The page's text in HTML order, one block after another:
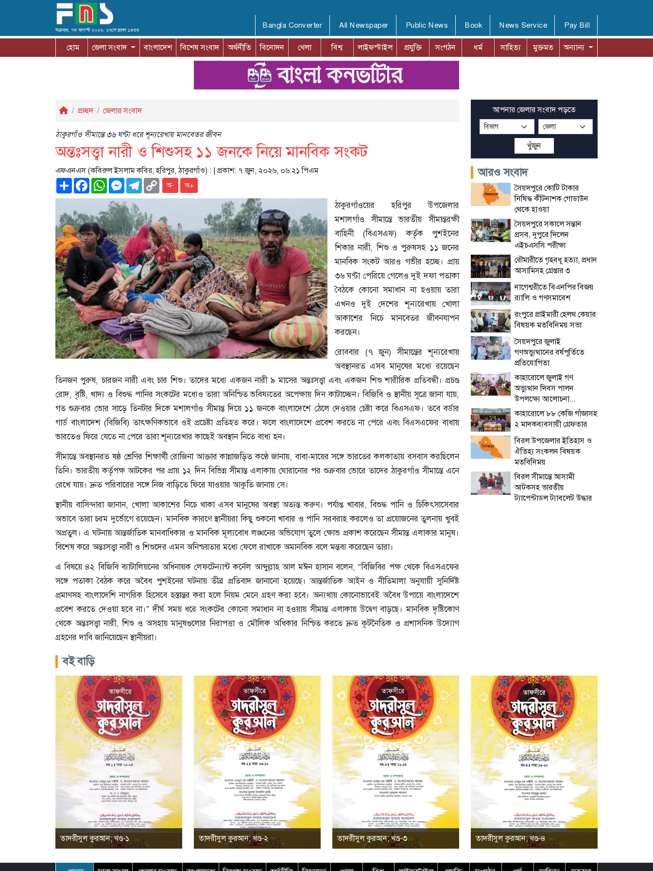
শুক্রবার, ৭ম আগস্ট ২০২৬, ২৩শে শ্রাবণ ১৪৩৩ Bangla Converter All Newspaper Public News Book News Service Pay Bill
হোম জেলা সংবাদ বাংলাদেশ বিশেষ সংবাদ অর্থনীতি বিনোদন খেলা বিশ্ব লাইফস্টাইল প্রযুক্তি সংগঠন ধর্ম সাহিত্য মুক্তমত অন্যান্য
প্রচ্ছদ জেলার সংবাদ
ঠাকুরগাঁও সীমান্তে ৩৬ ঘণ্টা ধরে শূন্যরেখায় মানবেতর জীবন
অন্তঃসত্ত্বা নারী ও শিশুসহ ১১ জনকে নিয়ে মানবিক সংকট
এফএনএস (কবিরুল ইসলাম কবির; হরিপুর, ঠাকুরগাঁও) : | প্রকাশ: ৭ জুন, ২০২৬, ০৬:২১ পিএম
ShareFacebookWhatsAppMessenger
Telegram
Copy
Link
অ- অ+
ঠাকুরগাঁওয়ের হরিপুর উপজেলার
মশালগাঁও সীমান্তে ভারতীয় সীমান্তরক্ষী
বাহিনী (বিএসএফ) কর্তৃক পুশইনের
শিকার নারী, শিশু ও পুরুষসহ ১১ জনের
মানবিক সংকট আরও গভীর হচ্ছে। প্রায়
৩৬ ঘণ্টা পেরিয়ে গেলেও দুই দফা পতাকা
বৈঠকে কোনো সমাধান না হওয়ায় তারা
এখনও দুই দেশের শূন্যরেখায় খোলা
আকাশের নিচে মানবেতর জীবনযাপন
করছেন।
রোববার (৭ জুন) সীমান্তের শূন্যরেখায়
অবস্থানরত এসব মানুষের মধ্যে রয়েছেন
তিনজন পুরুষ, চারজন নারী এবং চার শিশু। তাদের মধ্যে একজন নারী ৯ মাসের অন্তঃসত্ত্বা এবং একজন শিশু শারীরিক প্রতিবন্ধী। প্রচণ্ড
রোদ, বৃষ্টি, খাদ্য ও বিশুদ্ধ পানির সংকটের মধ্যেও তারা অনিশ্চিত ভবিষ্যতের অপেক্ষায় দিন কাটাচ্ছেন। বিজিবি ও স্থানীয় সূত্রে জানা যায়,
গত শুক্রবার ভোর সাড়ে তিনটার দিকে মশালগাঁও সীমান্ত দিয়ে ১১ জনকে বাংলাদেশে ঠেলে দেওয়ার চেষ্টা করে বিএসএফ। তবে বর্ডার
গার্ড বাংলাদেশ (বিজিবি) তাৎক্ষণিকভাবে ওই প্রচেষ্টা প্রতিহত করে। ফলে বাংলাদেশে প্রবেশ করতে না পেরে এবং বিএসএফের বাধায়
ভারতেও ফিরে যেতে না পেরে তারা শূন্যরেখার কাছেই অবস্থান নিতে বাধ্য হন।
সীমান্তে অবস্থানরত ষষ্ঠ শ্রেণির শিক্ষার্থী রোজিনা আক্তার কান্নাজড়িত কণ্ঠে জানায়, বাবা-মায়ের সঙ্গে ভারতের কলকাতায় বসবাস করছিলেন
তিনি। ভারতীয় কর্তৃপক্ষ আটকের পর প্রায় ১২ দিন বিভিন্ন সীমান্ত এলাকায় ঘোরানোর পর শুক্রবার ভোরে তাদের ঠাকুরগাঁও সীমান্তে এনে
রেখে যায়। দ্রুত পরিবারের সঙ্গে নিজ বাড়িতে ফিরে যাওয়ার আকুতি জানায় সে।
স্থানীয় বাসিন্দারা জানান, খোলা আকাশের নিচে থাকা এসব মানুষের অবস্থা অত্যন্ত করুণ। পর্যাপ্ত খাবার, বিশুদ্ধ পানি ও চিকিৎসাসেবার
অভাবে তারা চরম দুর্ভোগে রয়েছেন। মানবিক কারণে স্থানীয়রা কিছু শুকনো খাবার ও পানি সরবরাহ করলেও তা প্রয়োজনের তুলনায় খুবই
অপ্রতুল। এ ঘটনায় আন্তর্জাতিক মানবাধিকার ও মানবিক মূল্যবোধ লঙ্ঘনের অভিযোগ তুলে ক্ষোভ প্রকাশ করেছেন সীমান্ত এলাকার মানুষ।
বিশেষ করে অন্তঃসত্ত্বা নারী ও শিশুদের এমন অনিশ্চয়তার মধ্যে ফেলে রাখাকে অমানবিক বলে মন্তব্য করেছেন তারা।
এ বিষয়ে ৪২ বিজিবি ব্যাটালিয়নের অধিনায়ক লেফটেন্যান্ট কর্নেল আব্দুল্লাহ আল মঈন হাসান বলেন, “বিজিবির পক্ষ থেকে বিএসএফের
সঙ্গে পতাকা বৈঠক করে অবৈধ পুশইনের ঘটনায় তীব্র প্রতিবাদ জানানো হয়েছে। আন্তর্জাতিক আইন ও নীতিমালা অনুযায়ী সুনির্দিষ্ট
প্রমাণসহ বাংলাদেশি নাগরিক হিসেবে হস্তান্তর করা হলে নিয়ম মেনে গ্রহণ করা হবে। অন্যথায় কোনোভাবেই অবৈধ উপায়ে বাংলাদেশে
প্রবেশ করতে দেওয়া হবে না।” দীর্ঘ সময় ধরে সংকটের কোনো সমাধান না হওয়ায় সীমান্ত এলাকায় উদ্বেগ বাড়ছে। মানবিক দৃষ্টিকোণ
থেকে অন্তঃসত্ত্বা নারী, শিশু ও অসহায় মানুষগুলোর নিরাপত্তা ও মৌলিক অধিকার নিশ্চিত করতে দ্রুত কূটনৈতিক ও প্রশাসনিক উদ্যোগ
গ্রহণের দাবি জানিয়েছেন স্থানীয়রা।
আপনার জেলার সংবাদ পড়তে
খুঁজুন
আরও সংবাদ
সৈয়দপুরে কোটি টাকার
নিষিদ্ধ কীটনাশক গোডাউন
থেকে হাওয়া
সৈয়দপুরে সকালে সন্তান
প্রসব, দুপুরে দিলেন
এইচএসসি পরীক্ষা
রৌমারীতে গৃহবধূ হত্যা, প্রধান
আসামিসহ গ্রেপ্তার ৩
নাগেশ্বরীতে বিএনপির বিজয়
র‌্যালি ও গণসমাবেশ
রংপুরে প্রাইমারী হেলথ কেয়ার
বিষয়ক মতবিনিময় সভা
সৈয়দপুরে জুলাই
গণঅভ্যুত্থানের বর্ষপূর্তিতে
প্রতিযোগিতা
কাহারোলে জুলাই গণ
অভ্যুত্থান দিবস পালন
উপলক্ষ্যে আলোচনা...
কাহারোলে ৮৮ কেজি গাঁজাসহ
২ মাদকব্যবসায়ী গ্রেফতার
বিরল উপজেলার ইতিহাস ও
ঐতিহ্য সংকলন বিষয়ক
মতবিনিময়
বিরল সীমান্তে আসামী
আটকসহ ভারতীয়
ট্যাপেন্টাডল ট্যাবলেট উদ্ধার
বই বাড়ি
তাদরীসুল কুরআন; খণ্ড-১ তাদরীসুল কুরআন; খণ্ড-২ তাদরীসুল কুরআন; খণ্ড-৩ তাদরীসুল কুরআন; খণ্ড-৪